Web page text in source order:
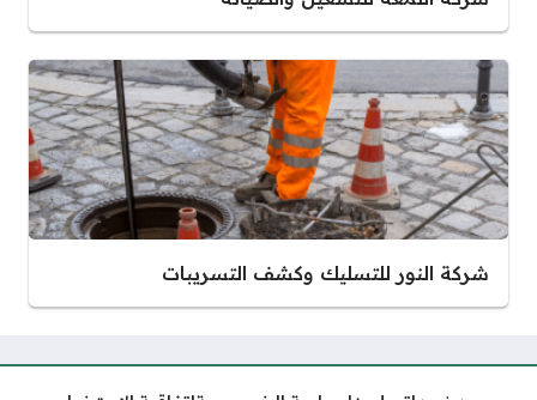
شركة النور للتسليك وكشف التسريبات